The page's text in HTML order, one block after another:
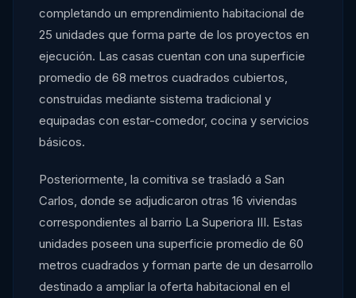
completando un emprendimiento habitacional de
25 unidades que forma parte de los proyectos en
ejecución. Las casas cuentan con una superficie
promedio de 68 metros cuadrados cubiertos,
construidas mediante sistema tradicional y
equipadas con estar-comedor, cocina y servicios
básicos.
Posteriormente, la comitiva se trasladó a San
Carlos, donde se adjudicaron otras 16 viviendas
correspondientes al barrio La Superiora III. Estas
unidades poseen una superficie promedio de 60
metros cuadrados y forman parte de un desarrollo
destinado a ampliar la oferta habitacional en el